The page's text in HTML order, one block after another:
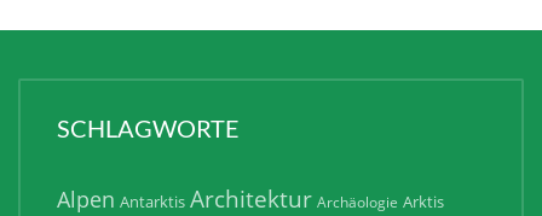
SCHLAGWORTE
Alpen Antarktis Architektur Archäologie Arktis